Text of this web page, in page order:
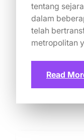
tentang
dalam
telah
metropolitan
Read